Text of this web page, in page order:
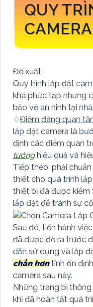
QUY
Đề xuất:
Quy trình lắp đặt
khá phức tạp nhưng
bảo vệ an ninh tại nhà.
♢Điểm đáng quan
lắp đặt camera là
định các điểm quan
tưởnghiệu quả và
Tiếp theo, phải
thiết cho quá trình
thiết bị đã được
lắp đặt để tránh sự
Sau đó, tiến hành
đã được đề ra trước
dẫn sử dụng và lắp
chắn hơntính ổn
camera sau này.
Những trang bị
khi đã hoàn tất quá